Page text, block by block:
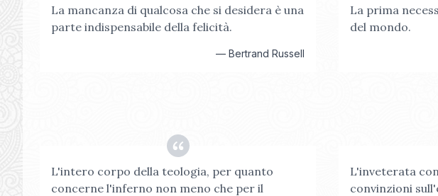
La mancanza di qualcosa che si desidera è una
parte indispensabile della felicità.
—Bertrand Russell
La prima
del mondo.
L'intero corpo della teologia, per quanto
concerne l'inferno non meno che per il
L'inveterata
convinzioni